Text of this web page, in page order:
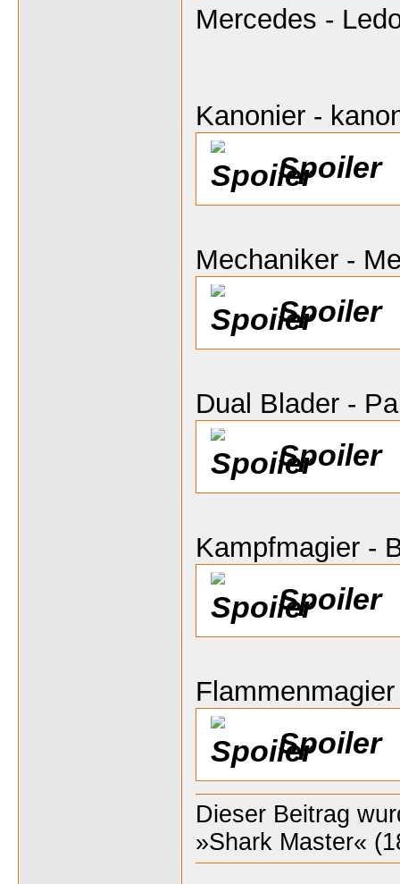
Mercedes -
Kanonier -
Spoiler
Mechaniker -
Spoiler
Dual Blader -
Spoiler
Kampfmagier -
Spoiler
Spoiler
Dieser Beitrag
»Shark Master«